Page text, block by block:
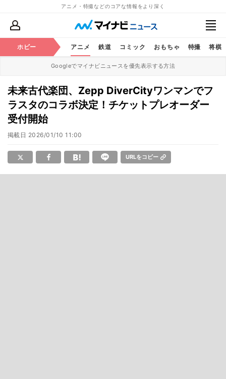
アニメ・特撮などのコアな情報をより深く
ホビー アニメ 鉄道 コミック おもちゃ 特撮 将棋
Googleでマイナビニュースを優先表示する方法
未来古代楽団、Zepp DiverCityワンマンでフ
ラスタのコラボ決定！チケットプレオーダー
受付開始
掲載日 2026/01/10 11:00
URLをコピー